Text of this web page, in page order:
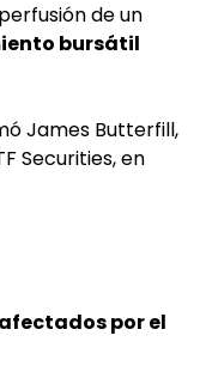
de un
bursátil
James Butterfill,
Securities, en
por el